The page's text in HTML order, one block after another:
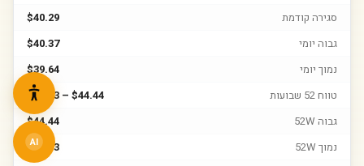
סגירה קודמת
$40.29
גבוה יומי
$40.37
נמוך יומי
$39.64
טווח 52 שבועות
$23.93 – $44.44
גבוה 52W
$44.44
נמוך 52W
$23.93
AI